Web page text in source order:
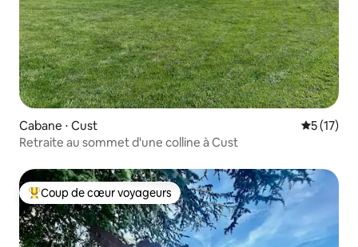
Cabane ⋅ Cust
5 (17)
Retraite au sommet d'une colline à Cust
Coups de cœur voyageurs les plus appréciés
Coup de cœur voyageurs